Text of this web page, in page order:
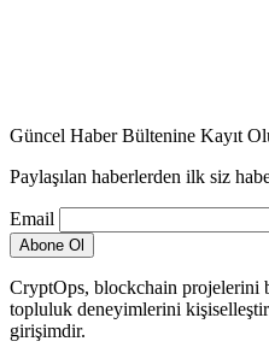
Güncel Haber Bültenine Kayıt
Paylaşılan haberlerden ilk siz
Email
CryptOps, blockchain projelerini
topluluk deneyimlerini
girişimdir.